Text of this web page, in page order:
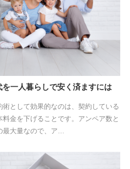
一人暮らしで安く済ますには
として効果的なのは、契約している
金を下げることです。アンペア数と
最大量なので、ア…